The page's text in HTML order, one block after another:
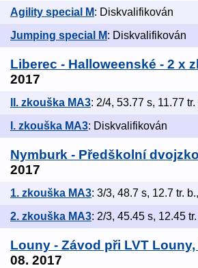
Agility special M: Diskvalifikován
Jumping special M: Diskvalifikován
Liberec - Halloweenské - 2 x
2017
II. zkouška MA3: 2/4, 53.77 s, 11.77
I. zkouška MA3: Diskvalifikován
Nymburk - Předškolní
2017
1. zkouška MA3: 3/3, 48.7 s, 12.7 tr.
2. zkouška MA3: 2/3, 45.45 s, 12.45
Louny - Závod při LVT
08. 2017